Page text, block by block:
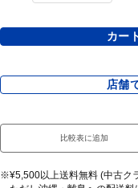
カー
店舗
比較表に追加
※¥5,500以上送料無料 (中古ク